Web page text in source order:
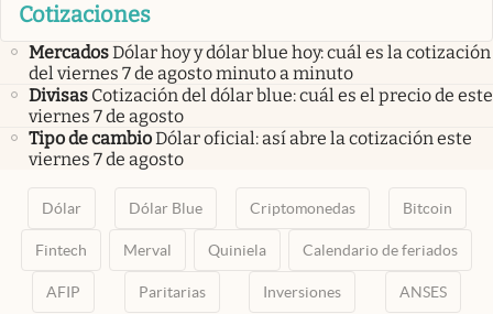
Cotizaciones
MercadosDólar hoy y dólar blue hoy: cuál es la cotización
del viernes 7 de agosto minuto a minuto
Divisas Cotización del dólar blue: cuál es el precio de este
viernes 7 de agosto
Tipo de cambioDólar oficial: así abre la cotización este
viernes 7 de agosto
Dólar Dólar Blue Criptomonedas Bitcoin
Fintech Merval Quiniela Calendario de feriados
AFIP Paritarias Inversiones ANSES